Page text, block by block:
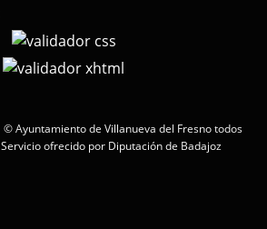
© Ayuntamiento de Villanueva del Fresno todos
Servicio ofrecido por Diputación de Badajoz